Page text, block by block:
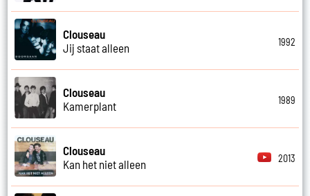
Clouseau
Jij staat alleen
1992
Clouseau
Kamerplant
1989
Clouseau
Kan het niet alleen
2013